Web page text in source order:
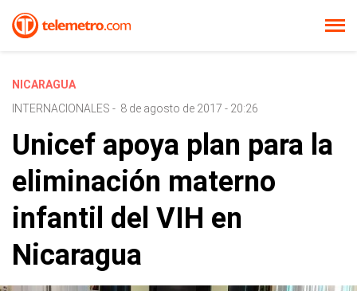
NICARAGUA
INTERNACIONALES - 8 de agosto de 2017 - 20:26
Unicef apoya plan para la
eliminación materno
infantil del VIH en
Nicaragua